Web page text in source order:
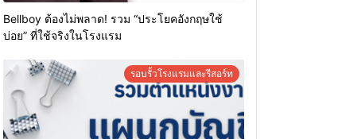
Bellboy ต้องไม่พลาด! รวม “ประโยคอังกฤษใช้
บ่อย” ที่ใช้จริงในโรงแรม
รอบรั้วโรงแรมและรีสอร์ท